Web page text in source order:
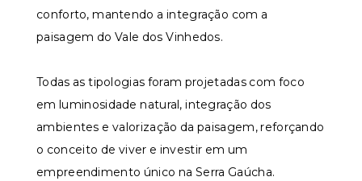
conforto, mantendo a integração com a
paisagem do Vale dos Vinhedos.
Todas as tipologias foram projetadas com foco
em luminosidade natural, integração dos
ambientes e valorização da paisagem, reforçando
o conceito de viver e investir em um
empreendimento único na Serra Gaúcha.